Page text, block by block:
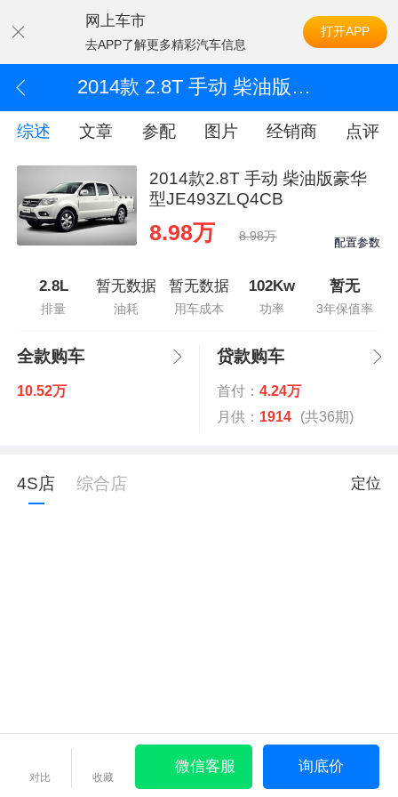
网上车市
去APP了解更多精彩汽车信息
打开APP
2014款 2.8T 手动 柴油版豪华型JE493ZLQ4CB
综述 文章 参配 图片 经销商 点评
2014款2.8T 手动 柴油版豪华
型JE493ZLQ4CB
8.98万 8.98万 配置参数
2.8L
排量
暂无数据
油耗
暂无数据
用车成本
102Kw
功率
暂无
3年保值率
全款购车
10.52万
贷款购车
首付： 4.24万
月供： 1914 (共36期)
4S店 综合店 定位
对比 收藏
微信客服 询底价